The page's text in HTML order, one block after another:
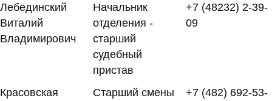
Лебединский
Виталий
Владимирович
Начальник
отделения -
старший
судебный
пристав
+7 (48232) 2-39-
09
Красовская
Старший смены
+7 (482) 692-53-